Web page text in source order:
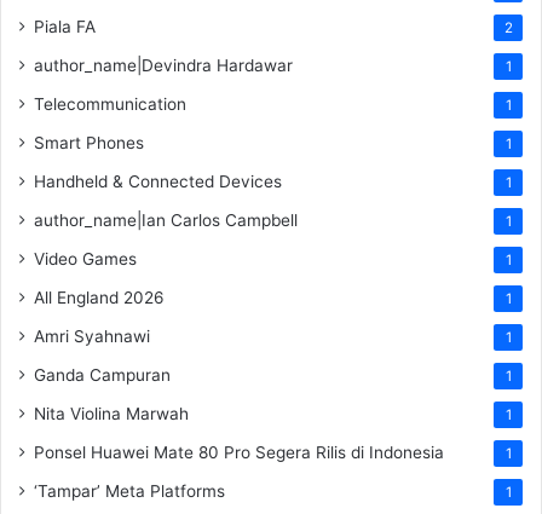
Piala FA 2
author_name|Devindra Hardawar 1
Telecommunication 1
Smart Phones 1
Handheld & Connected Devices 1
author_name|Ian Carlos Campbell 1
Video Games 1
All England 2026 1
Amri Syahnawi 1
Ganda Campuran 1
Nita Violina Marwah 1
Ponsel Huawei Mate 80 Pro Segera Rilis di Indonesia 1
‘Tampar’ Meta Platforms 1